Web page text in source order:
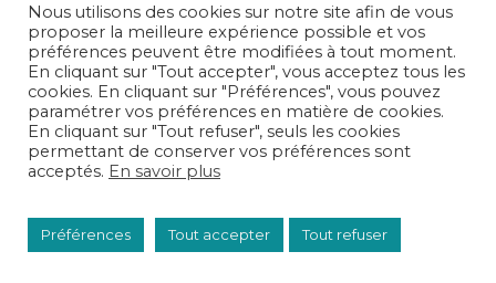
Règlement intérieur Agora - Ateliers
Théâtre & Cinéma
FacebookInstragramLinkedIn
Juliette Ducrocq| Thème parent:Theme
Freesia
| CMS:WordPress| Icones:Freepik
Nous utilisons des cookies sur notre site afin de vous
proposer la meilleure expérience possible et vos
préférences peuvent être modifiées à tout moment.
En cliquant sur "Tout accepter", vous acceptez tous les
cookies. En cliquant sur "Préférences", vous pouvez
paramétrer vos préférences en matière de cookies.
En cliquant sur "Tout refuser", seuls les cookies
permettant de conserver vos préférences sont
acceptés. En savoir plus
Préférences Tout accepter Tout refuser